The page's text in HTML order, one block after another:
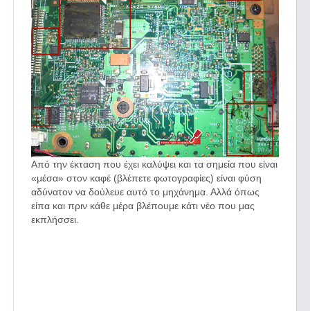
Από την έκταση που έχει καλύψει και τα σημεία που είναι
«μέσα» στον καφέ (βλέπετε φωτογραφίες) είναι φύση
αδύνατον να δούλευε αυτό το μηχάνημα. Αλλά όπως
είπα και πριν κάθε μέρα βλέπουμε κάτι νέο που μας
εκπλήσσει.